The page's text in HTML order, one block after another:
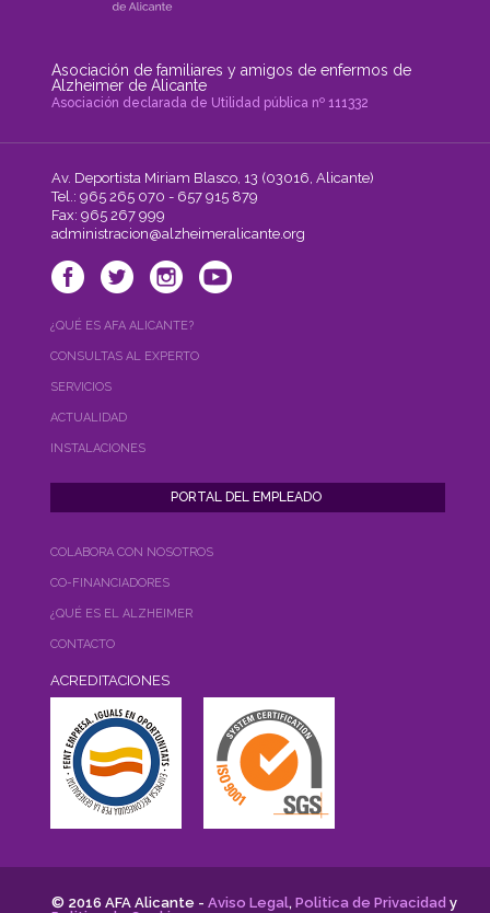
Asociación de familiares y amigos de enfermos de
Alzheimer de Alicante
Asociación declarada de Utilidad pública nº 111332
Av. Deportista Miriam Blasco, 13 (03016, Alicante)
Tel.: 965 265 070 - 657 915 879
Fax: 965 267 999
administracion@alzheimeralicante.org
¿QUÉ ES AFA ALICANTE?
CONSULTAS AL EXPERTO
SERVICIOS
ACTUALIDAD
INSTALACIONES
COLABORA CON NOSOTROS
CO-FINANCIADORES
¿QUÉ ES EL ALZHEIMER
CONTACTO
ACREDITACIONES
© 2016 AFA Alicante - Aviso Legal, Politica de Privacidad y